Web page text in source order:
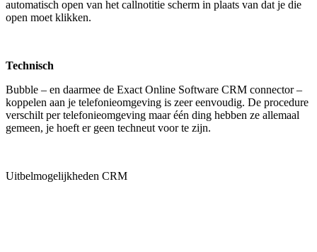
automatisch open van het callnotitie scherm in plaats van dat je die
open moet klikken.
Technisch
Bubble – en daarmee de Exact Online Software CRM connector –
koppelen aan je telefonieomgeving is zeer eenvoudig. De procedure
verschilt per telefonieomgeving maar één ding hebben ze allemaal
gemeen, je hoeft er geen techneut voor te zijn.
Uitbelmogelijkheden CRM